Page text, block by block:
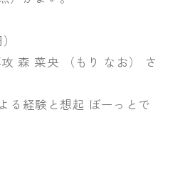
森 菜央 （もり なお） さ
る経験と想起 ぼーっとで